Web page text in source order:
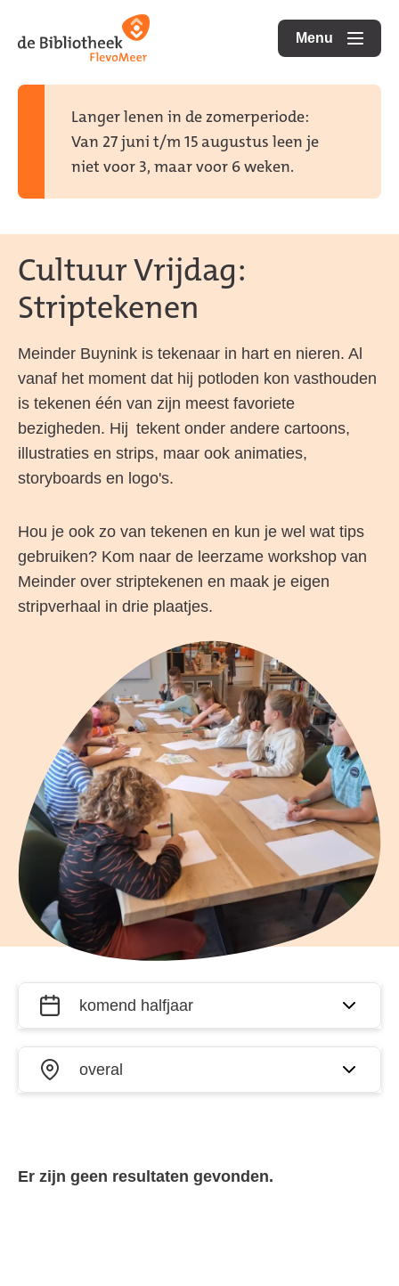
direct
direct
naar
Menu
openen
Langer lenen in de zomerperiode:
Van 27 juni t/m 15 augustus leen je
niet voor 3, maar voor 6 weken.
Cultuur Vrijdag:
Striptekenen
Meinder Buynink is tekenaar in hart en nieren. Al
vanaf het moment dat hij potloden kon vasthouden
is tekenen één van zijn meest favoriete
bezigheden. Hij tekent onder andere cartoons,
illustraties en strips, maar ook animaties,
storyboards en logo's.
Hou je ook zo van tekenen en kun je wel wat tips
gebruiken? Kom naar de leerzame workshop van
Meinder over striptekenen en maak je eigen
stripverhaal in drie plaatjes.
Filter
activiteiten
op datum
en plaats
Wanneer?
Waar?
Er zijn geen resultaten gevonden.